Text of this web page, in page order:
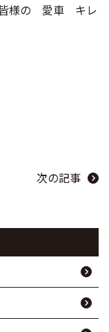
皆様の 愛車 キレ
次の記事